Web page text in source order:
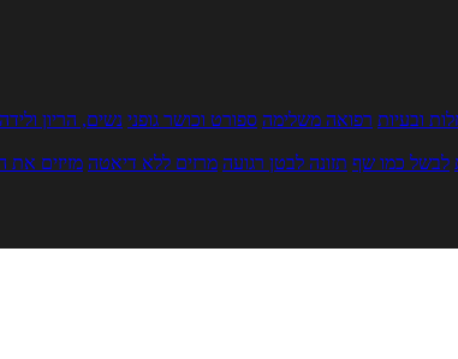
ובעיות רפואה משלימה ספורט וכושר גופני נשים, הריון ולידה
לבשל כמו שף תזונה לבטן רגועה מרזים ללא דיאטה מזיזים את